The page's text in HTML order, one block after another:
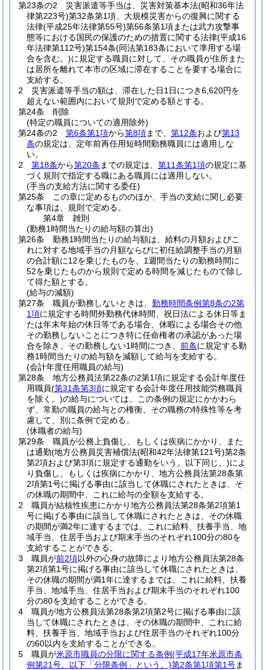
第23条の2
災害派遣等手当は、災害対策基本法(昭和36年法
律第223号)第32条第1項、大規模災害からの復興に関する
法律(平成25年法律第55号)第56条第1項または武力攻撃事
態等における国民の保護のための措置に関する法律(平成16
年法律第112号)第154条(同法第183条において準用する場
合を含む。)に規定する職員に対して、その職員が住所また
は居所を離れて本市の区域に滞在することを要する場合に
支給する。
2
災害派遣等手当の額は、滞在した日1日につき6,620円を
超えない範囲内において規則で定める額とする。
第24条
削除
(特定の職員についての適用除外)
第24条の2
第6条第1項から第8項まで、 第12条および第13
条の規定は、定年前再任用短時間勤務職員には適用しな
い。
2
第18条から第20条 までの規定は、 第11条第1項の規定に基
づく規則で指定する職にある職員には適用しない。
(手当の支給方法に関する委任)
第25条
この章に定めるもののほか、手当の支給に関し必要
な事項は、規則で定める。
第4章
雑則
(勤務1時間当たりの給与額の算出)
第26条
勤務1時間当たりの給与額は、給料の月額およびこ
れに対する地域手当の月額ならびに初任給調整手当の月額
の合計額に12を乗じたものを、1週間当たりの勤務時間に
52を乗じたものから規則で定める時間を減じたもので除し
て得た額とする。
(給与の減額)
第27条
職員が勤務しないときは、 勤務時間条例第8条の2第
1項に規定する時間外勤務代休時間、祝日法による休日等ま
たは年末年始の休日等である場合、休暇による場合その他
その勤務しないことにつき特に任命権者の承認があった場
合を除き、その勤務しない1時間につき、 前条に規定する勤
務1時間当たりの給与額を減額して給与を支給する。
(会計年度任用職員の給与)
第28条
地方公務員法第22条の2第1項に規定する会計年度任
用職員(第31条第3項に規定する会計年度任用技能労務職員
を除く。)の給与については、この条例の規定にかかわら
ず、常勤の職員の給与との権衡、その職務の特殊性等を考
慮して、別に条例で定める。
(休職者の給与)
第29条
職員が公務上負傷し、もしくは疾病にかかり、また
は通勤(地方公務員災害補償法(昭和42年法律第121号)第2条
第2項および第3項に規定する通勤をいう。以下同じ。)によ
り負傷し、もしくは疾病にかかり、地方公務員法第28条第
2項第1号に掲げる事由に該当して休職にされたときは、そ
の休職の期間中、これに給与の全額を支給する。
2
職員が結核性疾患にかかり地方公務員法第28条第2項第1
号に掲げる事由に該当して休職にされたときは、その休職
の期間が満2年に達するまでは、これに給料、扶養手当、地
域手当、住居手当および期末手当のそれぞれ100分の80を
支給することができる。
3
職員が前2項以外の心身の故障により地方公務員法第28条
第2項第1号に掲げる事由に該当して休職にされたときは、
その休職の期間が満1年に達するまでは、これに給料、扶養
手当、地域手当、住居手当および期末手当のそれぞれ100
分の80を支給することができる。
4
職員が地方公務員法第28条第2項第2号に掲げる事由に該
当して休職にされたときは、その休職の期間中、これに給
料、扶養手当、地域手当および住居手当のそれぞれ100分
の60以内を支給することができる。
5
職員が米原市職員の分限に関する条例(平成17年米原市条
例第21号。以下「分限条例」という。)第2条第1項第1号ま